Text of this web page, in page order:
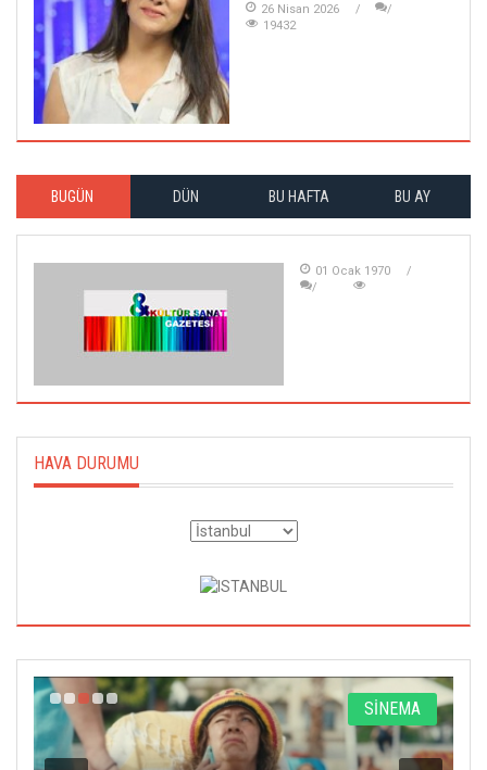
26 Nisan 2026
19432
BUGÜN DÜN BU HAFTA BU AY
01 Ocak 1970
HAVA DURUMU
SİNEMA